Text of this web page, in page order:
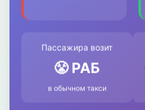
Пассажира возит
😤 РАБ
в обычном такси